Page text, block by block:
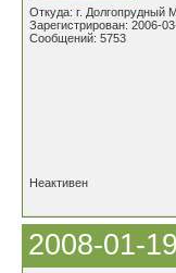
Откуда: г. Долгопрудный
Зарегистрирован: 2006-
Сообщений: 5753
Неактивен
2008-01-